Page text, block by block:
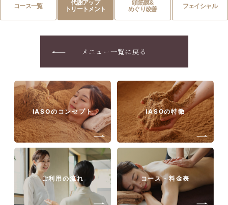
コース一覧
代謝アップ
トリートメント
頭筋膜&
めぐり改善
フェイシャル
メニュー一覧に戻る
IASOのコンセプト IASOの特徴
ご利用の流れ コース・料金表